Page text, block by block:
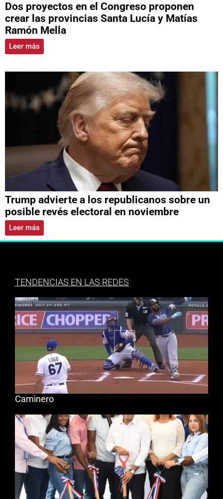
Dos proyectos en el Congreso proponen
crear las provincias Santa Lucía y Matías
Ramón Mella
Leer más
Trump advierte a los republicanos sobre un
posible revés electoral en noviembre
Leer más
TENDENCIAS EN LAS REDES
Caminero